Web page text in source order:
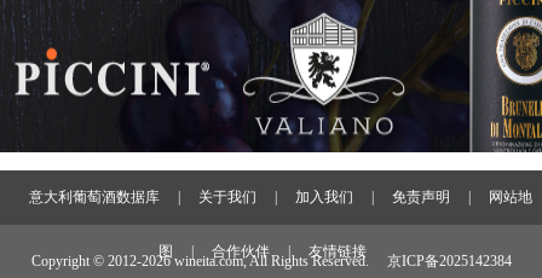
意大利葡萄酒数据库 关于我们 加入我们 免责声明 网站地
图 合作伙伴 友情链接
Copyright © 2012-2026 wineita.com, All Rights Reserved. 京ICP备2025142384